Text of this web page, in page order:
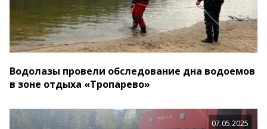
Водолазы провели обследование дна водоемов
в зоне отдыха «Тропарево»
07.05.2025